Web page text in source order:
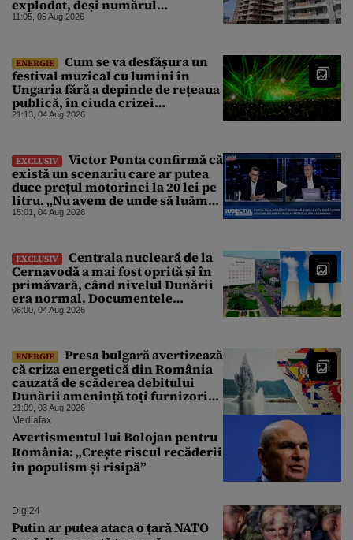
explodat, deși numărul
angajaților a scăzut
11:05, 05 Aug 2026
ENERGIE
Cum se va desfășura un
festival muzical cu lumini în
Ungaria fără a depinde de rețeaua
publică, în ciuda crizei
energetice
21:13, 04 Aug 2026
EXCLUSIV
Victor Ponta confirmă că
există un scenariu care ar putea
duce prețul motorinei la 20 lei pe
litru. „Nu avem de unde să luăm
petrol”
15:01, 04 Aug 2026
EXCLUSIV
Centrala nucleară de la
Cernavodă a mai fost oprită și în
primăvară, când nivelul Dunării
era normal. Documentele
descoperite de Gândul arată că
06:00, 04 Aug 2026
ENERGIE
Presa bulgară avertizează
că criza energetică din România
cauzată de scăderea debitului
Dunării amenință toți furnizorii
balcanici de electricitate
21:09, 03 Aug 2026
Mediafax
Avertismentul lui Bolojan pentru
România: „Crește riscul recăderii
în populism și risipă”
Digi24
Putin ar putea ataca o țară NATO